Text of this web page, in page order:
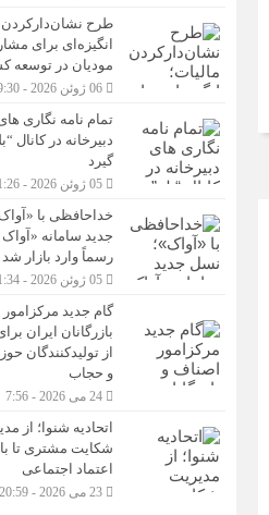
طرح نشان‌دارکردن
انگیزه‌ای برای
مودیان در توسعه
تمام نامه نگاری
دبیرخانه در کانال
گیرد
خداحافظی با
رسماً وارد بازار شد
گام جدید
بازرگانان ایران
از تولیدکنندگان
و حجاب
اتحادیه شنوا؛ از
شکایت مشتری تا
اعتماد اجتماعی ‌